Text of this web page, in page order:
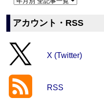
アカウント・RSS
X (Twitter)
RSS